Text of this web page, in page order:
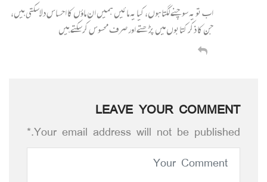
اب تو یہ سوچنے لگتا ہوں، کیا یہ مائیں ہمیں ان ماؤں کا احساس دلاسکتی ہیں،
جن کا ذکر کتابوں میں پڑھتے اور صرف محسوس کرسکتے ہیں
LEAVE YOUR COMMENT
Your email address will not be published.*